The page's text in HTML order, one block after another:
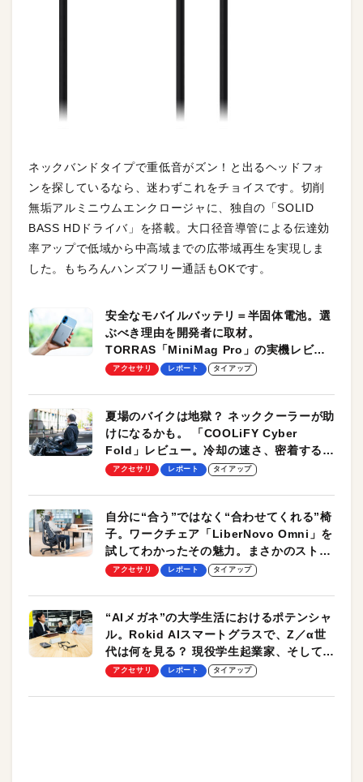
ネックバンドタイプで重低音がズン！と出るヘッドフォ
ンを探しているなら、迷わずこれをチョイスです。切削
無垢アルミニウムエンクロージャに、独自の「SOLID
BASS HDドライバ」を搭載。大口径音導管による伝達効
率アップで低域から中高域までの広帯域再生を実現しま
した。もちろんハンズフリー通話もOKです。
安全なモバイルバッテリ＝半固体電池。選
ぶべき理由を開発者に取材。
TORRAS「MiniMag Pro」の実機レビュ
ーも
アクセサリ レポート タイアップ
夏場のバイクは地獄？ ネッククーラーが助
けになるかも。 「COOLiFY Cyber
Fold」レビュー。冷却の速さ、密着する冷
却プレート、シンプルな操作性がグッド！
アクセサリ レポート タイアップ
自分に“合う”ではなく“合わせてくれる”椅
子。ワークチェア「LiberNovo Omni」を
試してわかったその魅力。まさかのストレ
ッチ機能も搭載
アクセサリ レポート タイアップ
“AIメガネ”の大学生活におけるポテンシャ
ル。Rokid AIスマートグラスで、Z／α世
代は何を見る？ 現役学生起業家、そして教
授による体験会レポート【PR】
アクセサリ レポート タイアップ